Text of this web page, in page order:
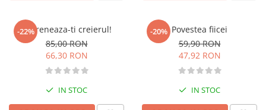
Invatamant primar
Invatarea limbilor straine
Povesti si povestiri
Carti in limba engleza
Carti pentru copii
-22%
Antreneaza-ti creierul!
85,00 RON
66,30 RON
IN STOC
-20% Povestea fiicei
59,90 RON
47,92 RON
IN STOC